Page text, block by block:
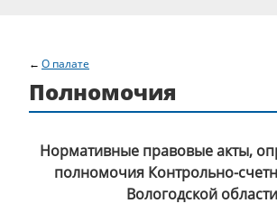
О палате
Полномочия
Нормативные правовые акты,
полномочия Контрольно-
Вологодской области